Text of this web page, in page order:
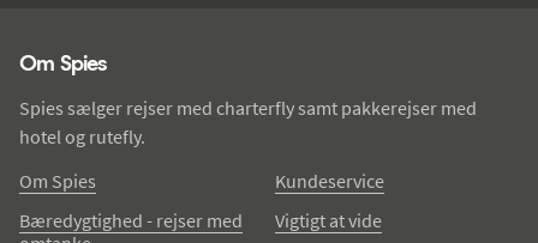
Om Spies
Spies sælger rejser med charterfly samt pakkerejser med
hotel og rutefly.
Om Spies
Bæredygtighed - rejser med
Kundeservice
Vigtigt at vide